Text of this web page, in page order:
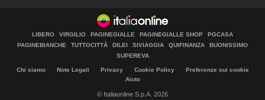
LIBERO VIRGILIO PAGINEGIALLE PAGINEGIALLE SHOP
PGCASA
PAGINEBIANCHE
TUTTOCITTÀ DILEI SIVIAGGIA QUIFINANZA
BUONISSIMO
SUPEREVA
Chi siamo Note Legali Privacy Cookie Policy
Preferenze sui cookie
Aiuto
© Italiaonline S.p.A. 2026